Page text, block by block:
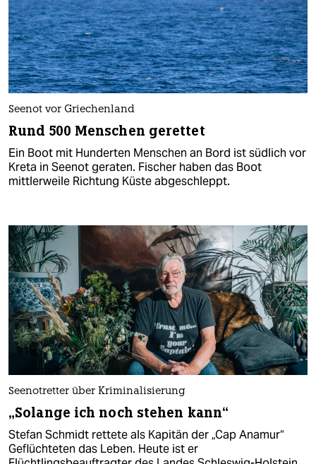
Seenot vor Griechenland
Rund 500 Menschen gerettet
Ein Boot mit Hunderten Menschen an Bord ist südlich vor
Kreta in Seenot geraten. Fischer haben das Boot
mittlerweile Richtung Küste abgeschleppt.
Seenotretter über Kriminalisierung
„Solange ich noch stehen kann“
Stefan Schmidt rettete als Kapitän der „Cap Anamur“
Geflüchteten das Leben. Heute ist er